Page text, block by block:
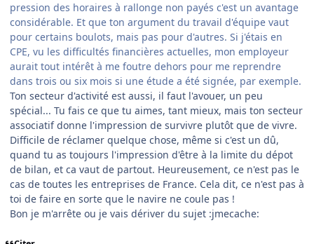
pression des horaires à rallonge non payés c'est un avantage
considérable. Et que ton argument du travail d'équipe vaut
pour certains boulots, mais pas pour d'autres. Si j'étais en
CPE, vu les difficultés financières actuelles, mon employeur
aurait tout intérêt à me foutre dehors pour me reprendre
dans trois ou six mois si une étude a été signée, par exemple.
Ton secteur d'activité est aussi, il faut l'avouer, un peu
spécial... Tu fais ce que tu aimes, tant mieux, mais ton secteur
associatif donne l'impression de survivre plutôt que de vivre.
Difficile de réclamer quelque chose, même si c'est un dû,
quand tu as toujours l'impression d'être à la limite du dépot
de bilan, et ca vaut de partout. Heureusement, ce n'est pas le
cas de toutes les entreprises de France. Cela dit, ce n'est pas à
toi de faire en sorte que le navire ne coule pas !
Bon je m'arrête ou je vais dériver du sujet :jmecache: